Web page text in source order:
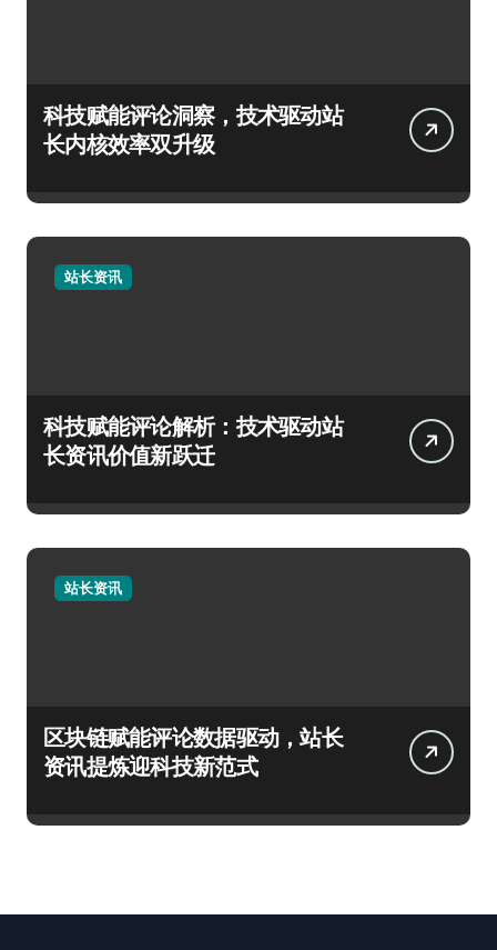
科技赋能评论洞察，技术驱动站
长内核效率双升级
站长资讯
科技赋能评论解析：技术驱动站
长资讯价值新跃迁
站长资讯
区块链赋能评论数据驱动，站长
资讯提炼迎科技新范式